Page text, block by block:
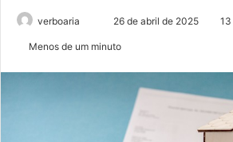
verboaria
Mande26 de abril de 2025 13
Menos de um minuto